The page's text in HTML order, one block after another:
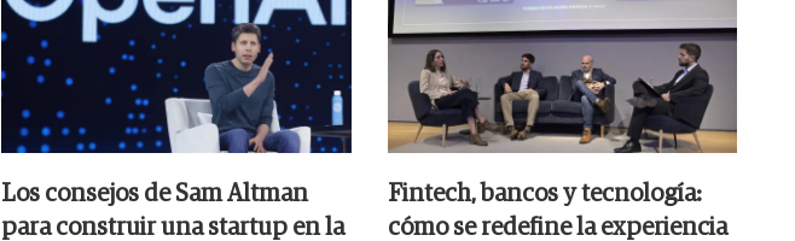
Los consejos de Sam Altman
para construir una startup en la
Fintech, bancos y tecnología:
cómo se redefine la experiencia